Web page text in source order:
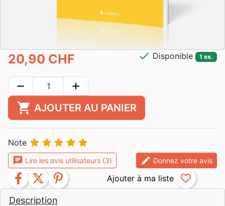
Description
20,90 CHF check Disponible 1 ex.
remove add
shopping_cart AJOUTER AU PANIER
Note     
chat Lire les avis utilisateurs (3) edit Donnez votre avis
facebook twitter pinterest favorite_border